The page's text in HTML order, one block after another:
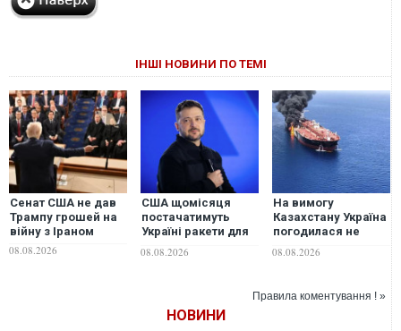
ІНШІ НОВИНИ ПО ТЕМІ
Сенат США не дав
Трампу грошей на
війну з Іраном
08.08.2026
США щомісяця
постачатимуть
Україні ракети для
Зеленський
08.08.2026
На вимогу
Казахстану Україна
погодилася не
по неросійським
у Чорному морі —
08.08.2026
Правила коментування ! »
НОВИНИ